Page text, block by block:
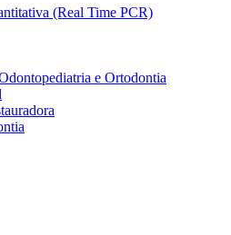
(Real Time PCR)
e Ortodontia